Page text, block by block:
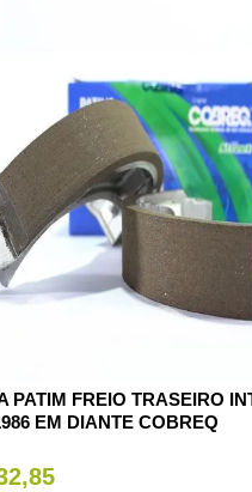
PATIM FREIO TRASEIRO
EM DIANTE COBREQ